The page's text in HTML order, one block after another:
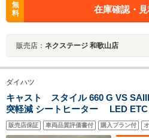
無
料
在庫確認・
販売店： ネクステージ 和歌山店
ダイハツ
キャスト スタイル 660 G VS
突軽減 シートヒーター LED ETC
ートハイビーム アイドリングスト
ー USB接続 純正フロアマット
販売店保証 車両品質評価書付 購入プラン付